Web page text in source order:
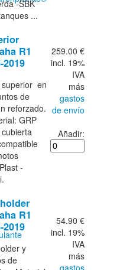
-SBK
...
R1
2019
superior en
de
reforzado.
GRP
-
259.00 €
incl. 19%
IVA
más
gastos
de envío
Añadir:
R1
2019
y
de
54.90 €
incl. 19%
IVA
más
gastos